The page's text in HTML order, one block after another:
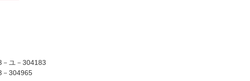
ユ－304183
－304965